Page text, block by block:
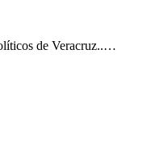
de Veracruz..…